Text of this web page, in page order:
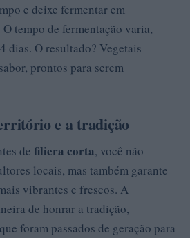
e deixe fermentar em
tempo de fermentação varia,
dias. O resultado? Vegetais
prontos para serem
e a tradição
de filiera corta, você não
locais, mas também garante
vibrantes e frescos. A
de honrar a tradição,
foram passados de geração para